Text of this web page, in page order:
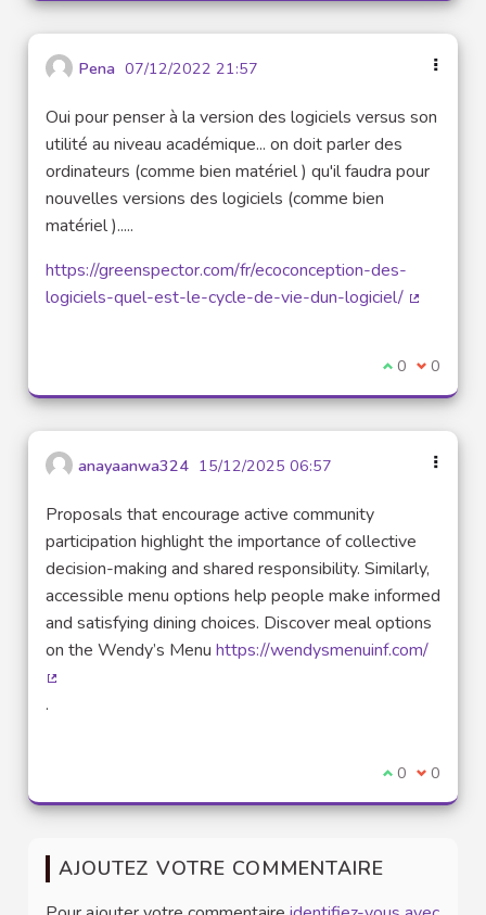
Pena 07/12/2022 21:57
Oui pour penser à la version des logiciels versus son
utilité au niveau académique... on doit parler des
ordinateurs (comme bien matériel ) qu'il faudra pour
nouvelles versions des logiciels (comme bien
matériel ).....
https://greenspector.com/fr/ecoconception-des-
logiciels-quel-est-le-cycle-de-vie-dun-logiciel/
Je suis
0 Je ne
0
anayaanwa324 15/12/2025 06:57
Proposals that encourage active community
participation highlight the importance of collective
decision-making and shared responsibility. Similarly,
accessible menu options help people make informed
and satisfying dining choices. Discover meal options
on the Wendy’s Menu https://wendysmenuinf.com/
.
Je suis
0 Je ne
0
AJOUTEZ VOTRE COMMENTAIRE